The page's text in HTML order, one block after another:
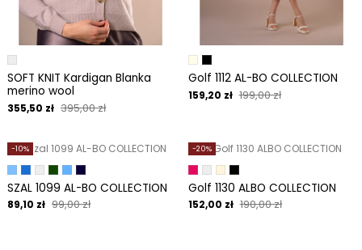
SOFT KNIT Kardigan Blanka
merino wool
355,50 zł 395,00 zł
Golf 1112 AL-BO COLLECTION
159,20 zł 199,00 zł
-10%
SZAL 1099 AL-BO COLLECTION
89,10 zł 99,00 zł
-20%
Golf 1130 ALBO COLLECTION
152,00 zł 190,00 zł